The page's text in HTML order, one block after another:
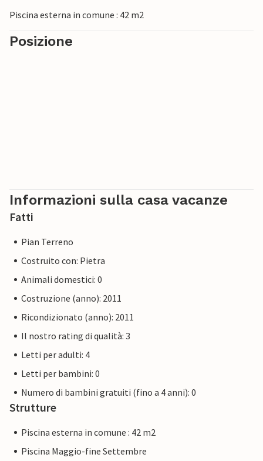
Piscina esterna in comune : 42 m2
Posizione
Informazioni sulla casa vacanze
Fatti
Pian Terreno
Costruito con: Pietra
Animali domestici: 0
Costruzione (anno): 2011
Ricondizionato (anno): 2011
Il nostro rating di qualità: 3
Letti per adulti: 4
Letti per bambini: 0
Numero di bambini gratuiti (fino a 4 anni): 0
Strutture
Piscina esterna in comune : 42 m2
Piscina Maggio-fine Settembre